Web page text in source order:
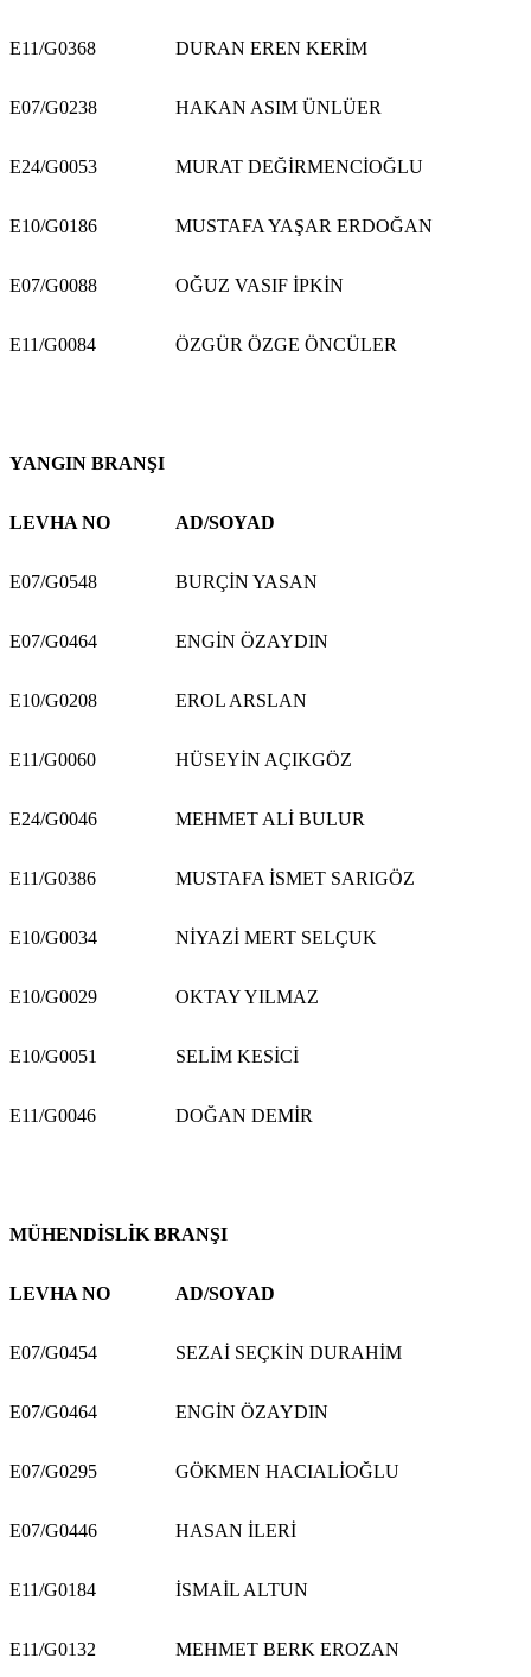
E11/G0368 DURAN EREN KERİM
E07/G0238 HAKAN ASIM ÜNLÜER
E24/G0053 MURAT DEĞİRMENCİOĞLU
E10/G0186 MUSTAFA YAŞAR ERDOĞAN
E07/G0088 OĞUZ VASIF İPKİN
E11/G0084 ÖZGÜR ÖZGE ÖNCÜLER
YANGIN BRANŞI
LEVHA NO AD/SOYAD
E07/G0548 BURÇİN YASAN
E07/G0464 ENGİN ÖZAYDIN
E10/G0208 EROL ARSLAN
E11/G0060 HÜSEYİN AÇIKGÖZ
E24/G0046 MEHMET ALİ BULUR
E11/G0386 MUSTAFA İSMET SARIGÖZ
E10/G0034 NİYAZİ MERT SELÇUK
E10/G0029 OKTAY YILMAZ
E10/G0051 SELİM KESİCİ
E11/G0046 DOĞAN DEMİR
MÜHENDİSLİK BRANŞI
LEVHA NO AD/SOYAD
E07/G0454 SEZAİ SEÇKİN DURAHİM
E07/G0464 ENGİN ÖZAYDIN
E07/G0295 GÖKMEN HACIALİOĞLU
E07/G0446 HASAN İLERİ
E11/G0184 İSMAİL ALTUN
E11/G0132 MEHMET BERK EROZAN